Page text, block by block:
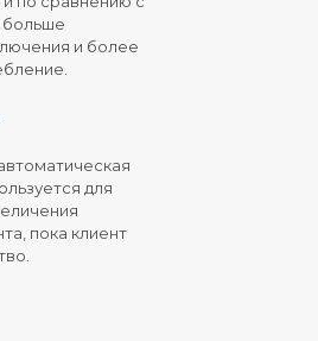
и более
для
пока клиент